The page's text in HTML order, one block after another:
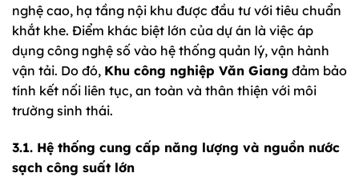
nghệ cao, hạ tầng nội khu được đầu tư với tiêu chuẩn
khắt khe. Điểm khác biệt lớn của dự án là việc áp
dụng công nghệ số vào hệ thống quản lý, vận hành
vận tải. Do đó, Khu công nghiệp Văn Giang đảm bảo
tính kết nối liên tục, an toàn và thân thiện với môi
trường sinh thái.
3.1. Hệ thống cung cấp năng lượng và nguồn nước
sạch công suất lớn